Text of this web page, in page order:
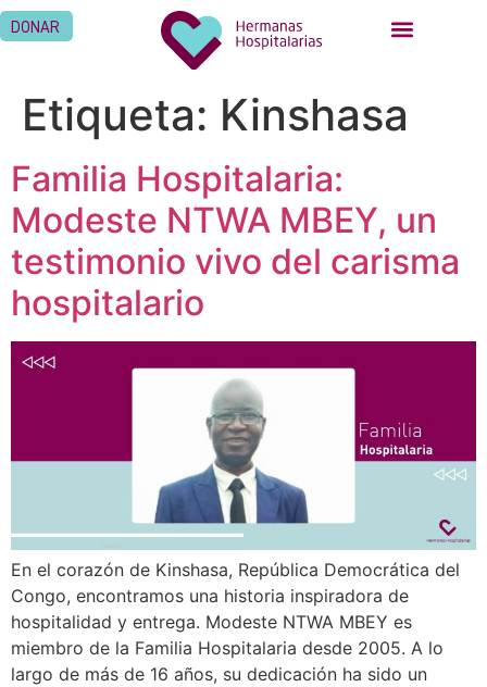
DONAR
Etiqueta: Kinshasa
Familia Hospitalaria:
Modeste NTWA MBEY, un
testimonio vivo del carisma
hospitalario
En el corazón de Kinshasa, República Democrática del
Congo, encontramos una historia inspiradora de
hospitalidad y entrega. Modeste NTWA MBEY es
miembro de la Familia Hospitalaria desde 2005. A lo
largo de más de 16 años, su dedicación ha sido un